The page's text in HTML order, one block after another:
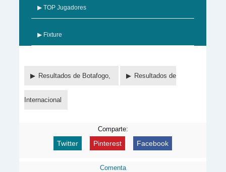
▶ TOP Jugadores
▶ Fixture
Resultados de Botafogo, Resultados de
Internacional
Comparte:
Twitter Pinterest Facebook
Comenta